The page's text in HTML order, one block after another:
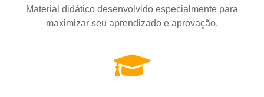
Material didático desenvolvido especialmente para
maximizar seu aprendizado e aprovação.